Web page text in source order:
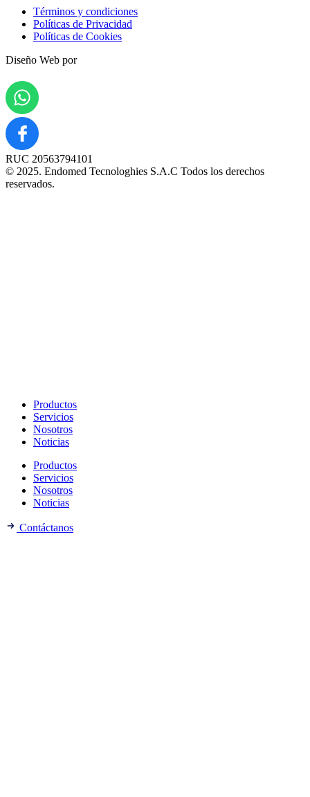
Términos y condiciones
Políticas de Privacidad
Políticas de Cookies
Diseño Web por
RUC 20563794101
© 2025. Endomed Tecnologhies S.A.C Todos los derechos
reservados.
Productos
Servicios
Nosotros
Noticias
Productos
Servicios
Nosotros
Noticias
Contáctanos